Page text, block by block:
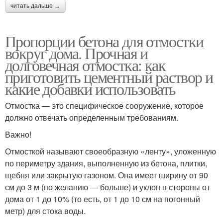
читать дальше →
Пропорции бетона для отмостки
вокруг дома. Прочная и
долговечная отмостка: как
приготовить цементный раствор и
какие добавки использовать
Отмостка — это специфическое сооружение, которое
должно отвечать определенным требованиям.
Важно!
Отмосткой называют своеобразную «ленту», уложенную
по периметру здания, выполненную из бетона, плитки,
щебня или закрытую газоном. Она имеет ширину от 90
см до 3 м (по желанию — больше) и уклон в стороны от
дома от 1 до 10% (то есть, от 1 до 10 см на погонный
метр) для стока воды.